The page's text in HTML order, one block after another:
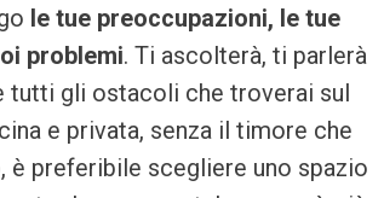
le tue preoccupazioni, le tue
problemi. Ti ascolterà, ti parlerà
gli ostacoli che troverai sul
e privata, senza il timore che
è preferibile scegliere uno spazio